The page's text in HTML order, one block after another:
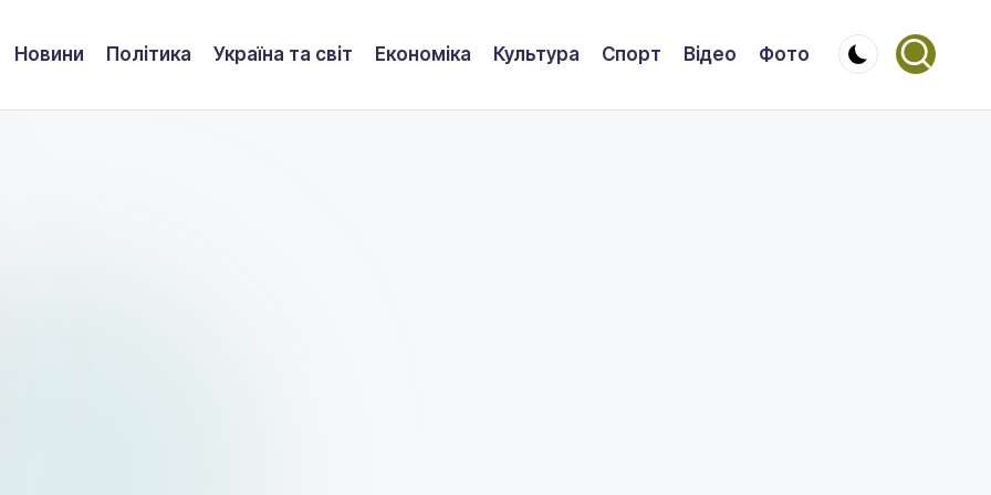
Новини Політика Україна та світ Економіка Культура Спорт Відео Фото